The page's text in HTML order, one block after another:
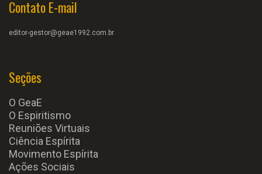
Contato E-mail
editor-gestor@geae1992.com.br
Seções
O GeaE
O Espiritismo
Reuniões Virtuais
Ciência Espírita
Movimento Espírita
Ações Sociais